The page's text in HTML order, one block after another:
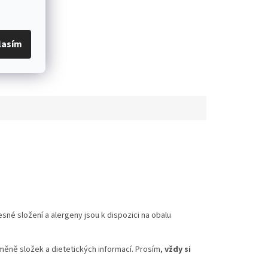
složení a alergeny jsou k dispozici na obalu
složek a dietetických informací. Prosím, vždy si